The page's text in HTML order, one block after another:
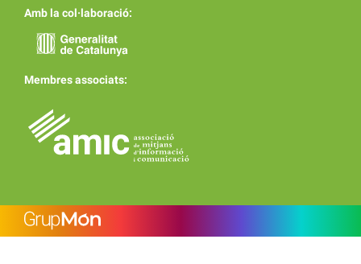
Amb la col·laboració:
Membres associats: